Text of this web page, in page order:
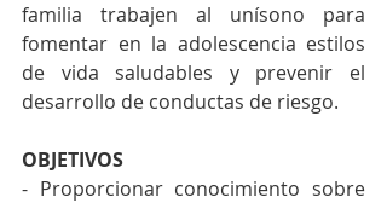
familia trabajen al unísono para
fomentar en la adolescencia estilos
de vida saludables y prevenir el
desarrollo de conductas de riesgo.
OBJETIVOS
- Proporcionar conocimiento sobre